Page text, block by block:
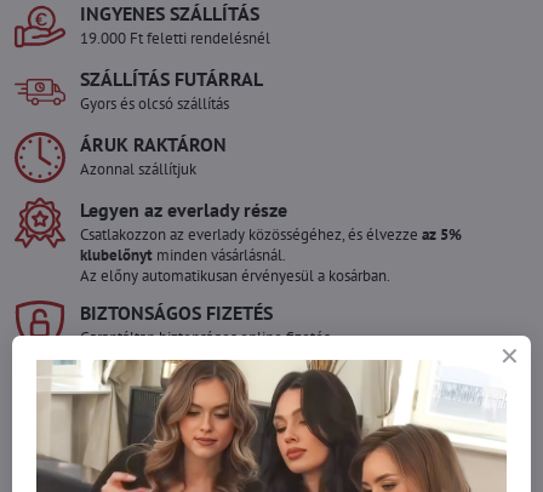
INGYENES SZÁLLÍTÁS
19.000 Ft feletti rendelésnél
SZÁLLÍTÁS FUTÁRRAL
Gyors és olcsó szállítás
ÁRUK RAKTÁRON
Azonnal szállítjuk
Legyen az everlady része
Csatlakozzon az everlady közösségéhez, és élvezze az 5%
klubelőnyt minden vásárlásnál.
Az előny automatikusan érvényesül a kosárban.
BIZTONSÁGOS FIZETÉS
Garantáltan biztonságos online fizetés
Szeretne több terméket rendelni mint
amennyi raktáron van?
Ne habozzon kapcsolatba lépni velünk, raktárra szállítjuk az árut!